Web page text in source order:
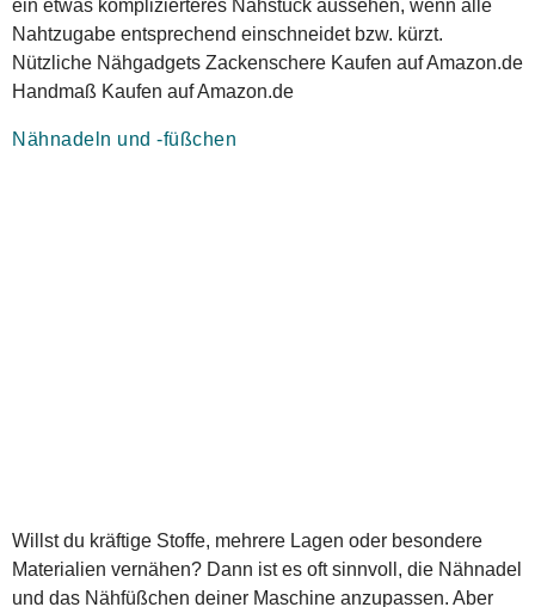
ein etwas komplizierteres Nähstück aussehen, wenn alle
Nahtzugabe entsprechend einschneidet bzw. kürzt.
Nützliche Nähgadgets Zackenschere Kaufen auf Amazon.de
Handmaß Kaufen auf Amazon.de
Nähnadeln und -füßchen
Willst du kräftige Stoffe, mehrere Lagen oder besondere
Materialien vernähen? Dann ist es oft sinnvoll, die Nähnadel
und das Nähfüßchen deiner Maschine anzupassen. Aber